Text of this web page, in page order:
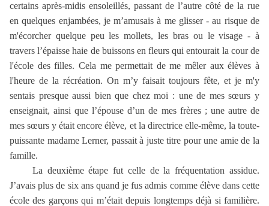
certains après-midis ensoleillés, passant de l’autre côté de la rue
en quelques enjambées, je m’amusais à me glisser - au risque de
m'écorcher quelque peu les mollets, les bras ou le visage - à
travers l’épaisse haie de buissons en fleurs qui entourait la cour de
l'école des filles. Cela me permettait de me mêler aux élèves à
l'heure de la récréation. On m’y faisait toujours fête, et je m'y
sentais presque aussi bien que chez moi : une de mes sœurs y
enseignait, ainsi que l’épouse d’un de mes frères ; une autre de
mes sœurs y était encore élève, et la directrice elle-même, la toute-
puissante madame Lerner, passait à juste titre pour une amie de la
famille.
La deuxième étape fut celle de la fréquentation assidue.
J’avais plus de six ans quand je fus admis comme élève dans cette
école des garçons qui m’était depuis longtemps déjà si familière.